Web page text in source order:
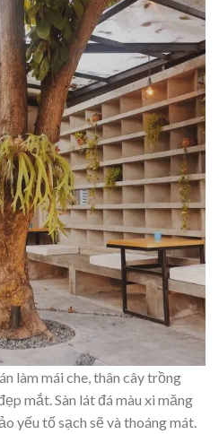
làm mái che, thân cây trồng
mắt. Sàn lát đá màu xi măng
yếu tố sạch sẽ và thoáng mát.